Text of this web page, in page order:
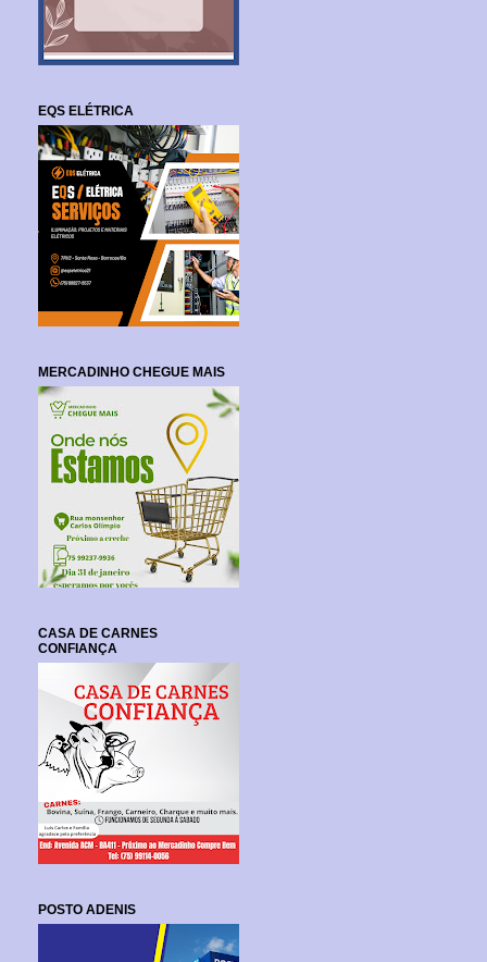
EQS ELÉTRICA
MERCADINHO CHEGUE MAIS
CASA DE CARNES
CONFIANÇA
POSTO ADENIS